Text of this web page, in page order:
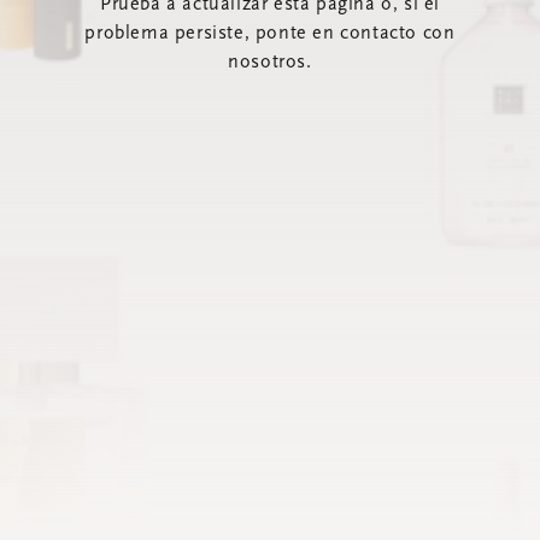
Prueba a actualizar esta página o, si el
problema persiste, ponte en contacto con
nosotros.